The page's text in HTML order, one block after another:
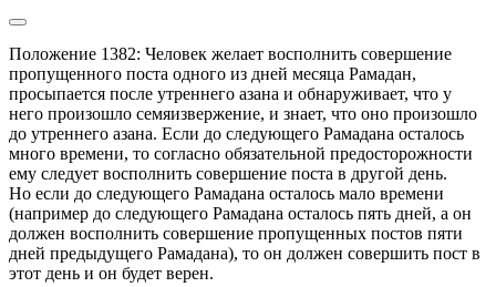
Положение 1382: Человек желает восполнить совершение
пропущенного поста одного из дней месяца Рамадан,
просыпается после утреннего азана и обнаруживает, что у
него произошло семяизвержение, и знает, что оно произошло
до утреннего азана. Если до следующего Рамадана осталось
много времени, то согласно обязательной предосторожности
ему следует восполнить совершение поста в другой день.
Но если до следующего Рамадана осталось мало времени
(например до следующего Рамадана осталось пять дней, а он
должен восполнить совершение пропущенных постов пяти
дней предыдущего Рамадана), то он должен совершить пост в
этот день и он будет верен.